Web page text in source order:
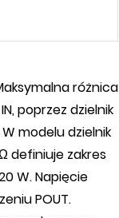
różnica
poprzez dzielnik
modelu dzielnik
definiuje zakres
W. Napięcie
POUT.